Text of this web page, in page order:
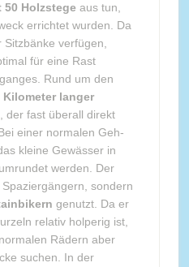
50 Holzstege aus tun,
errichtet wurden. Da
verfügen,
für eine Rast
Rund um den
Kilometer langer
, der fast überall direkt
einer normalen Geh-
kleine Gewässer in
werden. Der
sondern
genutzt. Da er
relativ holperig ist,
Rädern aber
suchen. In der